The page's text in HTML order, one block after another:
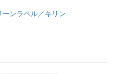
ーンラベル／キリン